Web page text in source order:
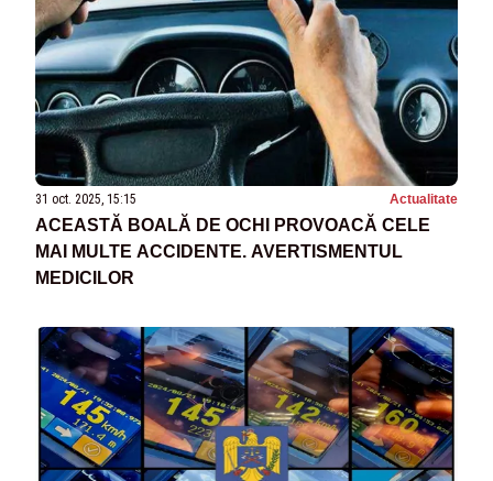
31 oct. 2025, 15:15 Actualitate
ACEASTĂ BOALĂ DE OCHI PROVOACĂ CELE
MAI MULTE ACCIDENTE. AVERTISMENTUL
MEDICILOR